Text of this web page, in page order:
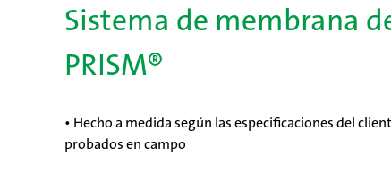
Sistema de membrana
PRISM®
• Hecho a medida según las especificaciones del
probados en campo